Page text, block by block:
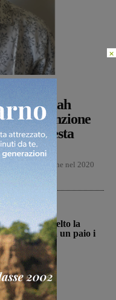
di Miah
“L’attenzione
resta
Billal, l'uomo che nel 2020
ha scelto la
appena un paio i
2026
×